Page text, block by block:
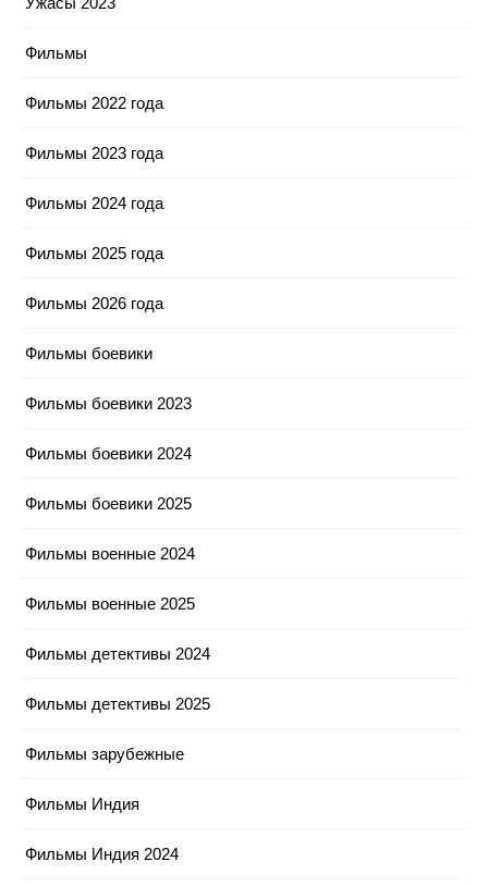
Фильмы
Фильмы 2022 года
Фильмы 2023 года
Фильмы 2024 года
Фильмы 2025 года
Фильмы 2026 года
Фильмы боевики
Фильмы боевики 2023
Фильмы боевики 2024
Фильмы боевики 2025
Фильмы военные 2024
Фильмы военные 2025
Фильмы детективы 2024
Фильмы детективы 2025
Фильмы зарубежные
Фильмы Индия
Фильмы Индия 2024